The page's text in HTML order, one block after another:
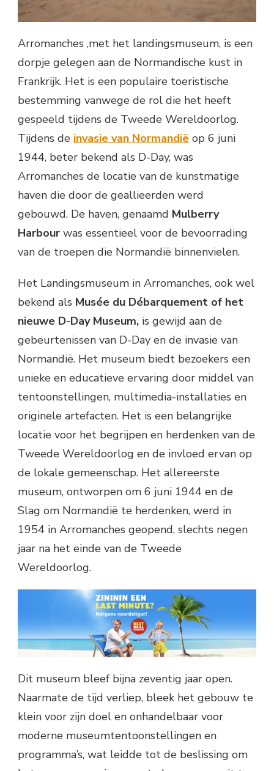
Arromanches ,met het landingsmuseum, is een
dorpje gelegen aan de Normandische kust in
Frankrijk. Het is een populaire toeristische
bestemming vanwege de rol die het heeft
gespeeld tijdens de Tweede Wereldoorlog.
Tijdens de invasie van Normandië op 6 juni
1944, beter bekend als D-Day, was
Arromanches de locatie van de kunstmatige
haven die door de geallieerden werd
gebouwd. De haven, genaamd Mulberry
Harbour was essentieel voor de bevoorrading
van de troepen die Normandië binnenvielen.
Het Landingsmuseum in Arromanches, ook wel
bekend als Musée du Débarquement of het
nieuwe D-Day Museum, is gewijd aan de
gebeurtenissen van D-Day en de invasie van
Normandië. Het museum biedt bezoekers een
unieke en educatieve ervaring door middel van
tentoonstellingen, multimedia-installaties en
originele artefacten. Het is een belangrijke
locatie voor het begrijpen en herdenken van de
Tweede Wereldoorlog en de invloed ervan op
de lokale gemeenschap. Het allereerste
museum, ontworpen om 6 juni 1944 en de
Slag om Normandië te herdenken, werd in
1954 in Arromanches geopend, slechts negen
jaar na het einde van de Tweede
Wereldoorlog.
Dit museum bleef bijna zeventig jaar open.
Naarmate de tijd verliep, bleek het gebouw te
klein voor zijn doel en onhandelbaar voor
moderne museumtentoonstellingen en
programma’s, wat leidde tot de beslissing om